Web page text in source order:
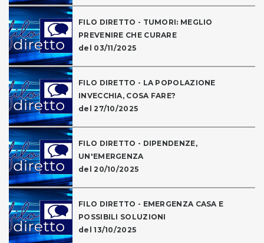
FILO DIRETTO - TUMORI: MEGLIO
PREVENIRE CHE CURARE
del 03/11/2025
FILO DIRETTO - LA POPOLAZIONE
INVECCHIA, COSA FARE?
del 27/10/2025
FILO DIRETTO - DIPENDENZE,
UN'EMERGENZA
del 20/10/2025
FILO DIRETTO - EMERGENZA CASA E
POSSIBILI SOLUZIONI
del 13/10/2025